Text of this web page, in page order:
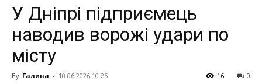
У Дніпрі підприємець
наводив ворожі удари по
місту
By Галина - 10.06.2026 10:25 0
16